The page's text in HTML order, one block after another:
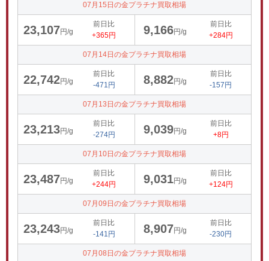
07月15日の金プラチナ買取相場
23,107円/g
前日比
+365円
9,166円/g
前日比
+284円
07月14日の金プラチナ買取相場
22,742円/g
前日比
-471円
8,882円/g
前日比
-157円
07月13日の金プラチナ買取相場
23,213円/g
前日比
-274円
9,039円/g
前日比
+8円
07月10日の金プラチナ買取相場
23,487円/g
前日比
+244円
9,031円/g
前日比
+124円
07月09日の金プラチナ買取相場
23,243円/g
前日比
-141円
8,907円/g
前日比
-230円
07月08日の金プラチナ買取相場